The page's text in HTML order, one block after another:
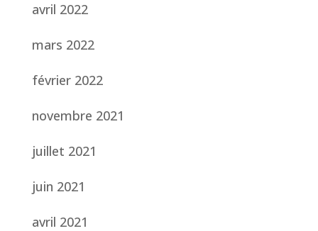
avril 2022
mars 2022
février 2022
novembre 2021
juillet 2021
juin 2021
avril 2021